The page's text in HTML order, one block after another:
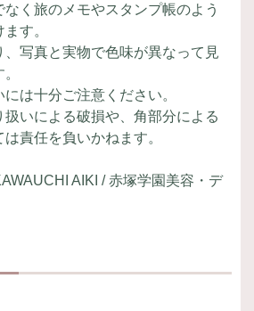
く旅のメモやスタンプ帳のよう
す。
、写真と実物で色味が異なって見
には十分ご注意ください。
扱いによる破損や、角部分による
責任を負いかねます。
AIKI / 赤塚学園美容・デ